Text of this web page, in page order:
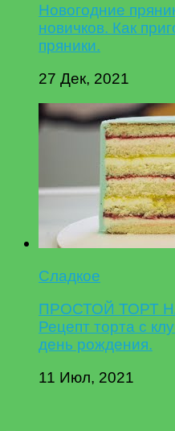
Новогодние
новичков. Как
пряники.
27 Дек, 2021
Сладкое
ПРОСТОЙ ТОРТ
Рецепт торта с
день рождения.
11 Июл, 2021